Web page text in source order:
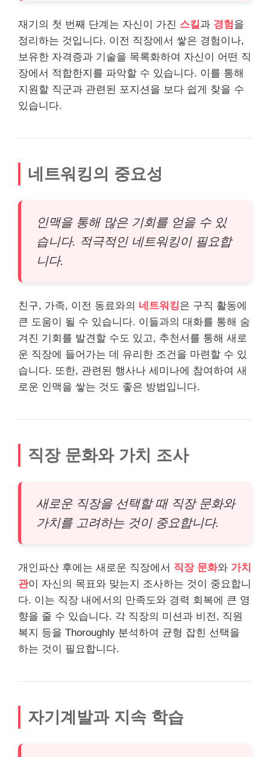
재기의 첫 번째 단계는 자신이 가진 스킬 과 경험을
정리하는 것입니다. 이전 직장에서 쌓은 경험이나,
보 유한 자격증과 기술을 목록화하여 자신이 어떤 직
장에서 적합한지를 파악할 수 있습니다. 이를 통해
지원할 직군과 관련된 포지션을 보다 쉽게 찾을 수
있습니다.
네트워킹의 중요성
인맥을 통해 많은 기회를 얻을 수 있
습니다. 적극적인 네트워킹이 필요합
니다.
친구, 가족, 이전 동료와의 네트워킹은 구직 활동에
큰 도움이 될 수 있습니다. 이들과의 대화를 통해 숨
겨진 기회를 발견할 수도 있고, 추천서를 통해 새로
운 직장에 들어가는 데 유리한 조건을 마련할 수 있
습니다. 또한, 관련된 행사나 세미나에 참여하여 새
로운 인맥을 쌓는 것도 좋은 방법입니다.
직장 문화와 가치 조사
새로운 직장을 선택할 때 직장 문화와
가치를 고려하는 것이 중요합니다.
개인파산 후에는 새로운 직장에서 직장 문화와 가치
관이 자신의 목표와 맞는지 조사하는 것이 중요합니
다. 이는 직장 내에서의 만족도와 경력 회복에 큰 영
향을 줄 수 있습니다. 각 직장의 미션과 비전, 직원
복지 등을 Thoroughly 분석하여 균형 잡힌 선택을
하는 것이 필요합니다.
자기계발과 지속 학습